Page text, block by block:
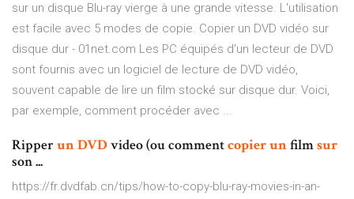
sur un disque Blu-ray vierge à une grande vitesse. L'utilisation
est facile avec 5 modes de copie. Copier un DVD vidéo sur
disque dur - 01net.com Les PC équipés d'un lecteur de DVD
sont fournis avec un logiciel de lecture de DVD vidéo,
souvent capable de lire un film stocké sur disque dur. Voici,
par exemple, comment procéder avec ...
Ripper unDVDvideo (ou commentcopierunfilmsur
son ...
https://fr.dvdfab.cn/tips/how-to-copy-blu-ray-movies-in-an-